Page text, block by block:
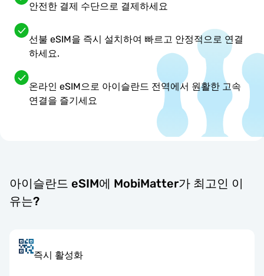
안전한 결제 수단으로 결제하세요
선불 eSIM을 즉시 설치하여 빠르고 안정적으로 연결
하세요.
온라인 eSIM으로 아이슬란드 전역에서 원활한 고속
연결을 즐기세요
아이슬란드 eSIM에 MobiMatter가 최고인 이
유는?
즉시 활성화